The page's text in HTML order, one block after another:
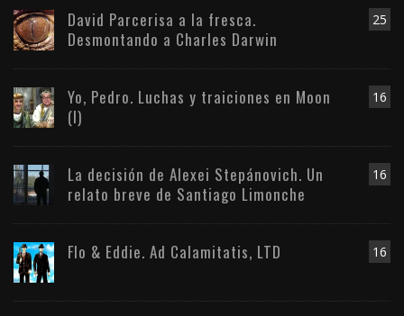
25
David Parcerisa a la fresca.
Desmontando a Charles Darwin
16
Yo, Pedro. Luchas y traiciones en Moon
(I)
16
La decisión de Alexei Stepánovich. Un
relato breve de Santiago Limonche
16
Flo & Eddie. Ad Calamitatis, LTD